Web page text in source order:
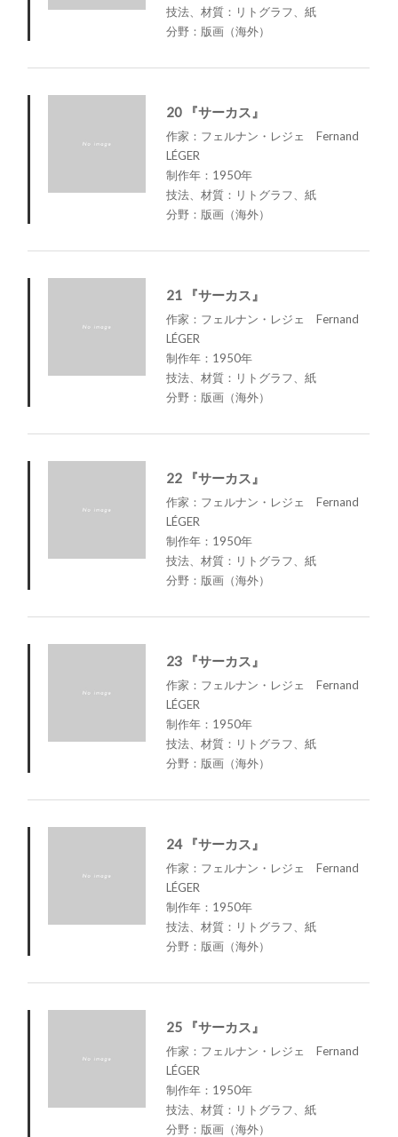
技法、材質：リトグラフ、紙
分野：版画（海外）
20 『サーカス』
作家：フェルナン・レジェ Fernand
LÉGER
制作年：1950年
技法、材質：リトグラフ、紙
分野：版画（海外）
21 『サーカス』
作家：フェルナン・レジェ Fernand
LÉGER
制作年：1950年
技法、材質：リトグラフ、紙
分野：版画（海外）
22 『サーカス』
作家：フェルナン・レジェ Fernand
LÉGER
制作年：1950年
技法、材質：リトグラフ、紙
分野：版画（海外）
23 『サーカス』
作家：フェルナン・レジェ Fernand
LÉGER
制作年：1950年
技法、材質：リトグラフ、紙
分野：版画（海外）
24 『サーカス』
作家：フェルナン・レジェ Fernand
LÉGER
制作年：1950年
技法、材質：リトグラフ、紙
分野：版画（海外）
25 『サーカス』
作家：フェルナン・レジェ Fernand
LÉGER
制作年：1950年
技法、材質：リトグラフ、紙
分野：版画（海外）